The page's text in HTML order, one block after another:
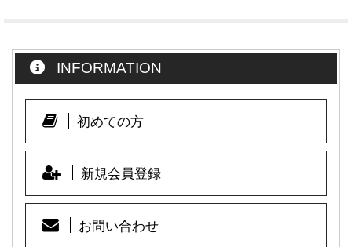
e
b
o
o
k
INFORMATION
初めての方
新規会員登録
お問い合わせ